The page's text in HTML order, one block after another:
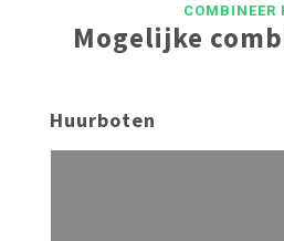
COMBINEER
Mogelijke
Huurboten